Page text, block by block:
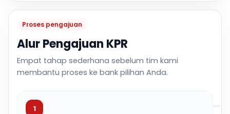
Proses pengajuan
Alur Pengajuan KPR
Empat tahap sederhana sebelum tim kami
membantu proses ke bank pilihan Anda.
1